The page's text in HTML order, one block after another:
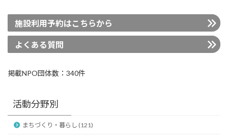
施設利用予約はこちらから
よくある質問
掲載NPO団体数：340件
活動分野別
まちづくり・暮らし (121)